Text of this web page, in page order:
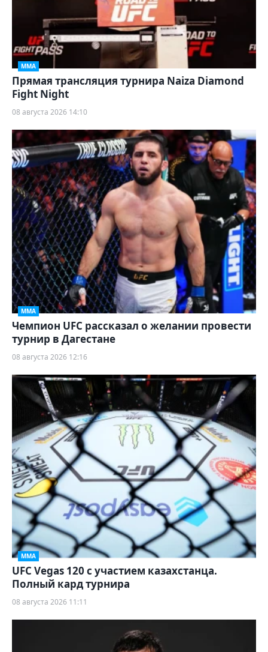
ММА
Прямая трансляция турнира Naiza Diamond
Fight Night
08 августа 2026 14:10
ММА
Чемпион UFC рассказал о желании провести
турнир в Дагестане
08 августа 2026 12:16
ММА
UFC Vegas 120 с участием казахстанца.
Полный кард турнира
08 августа 2026 11:11